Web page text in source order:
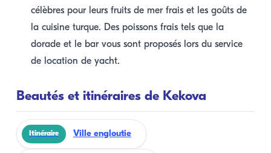
célèbres pour leurs fruits de mer frais et les goûts de
la cuisine turque. Des poissons frais tels que la
dorade et le bar vous sont proposés lors du service
de location de yacht.
Beautés et itinéraires de Kekova
Itinéraire Ville engloutie